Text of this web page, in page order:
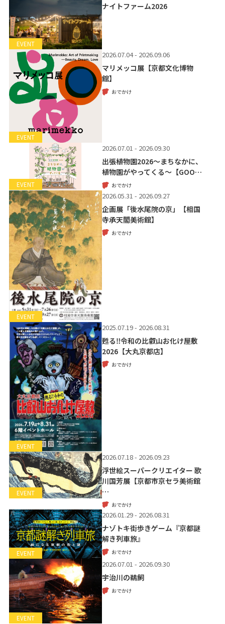
EVENT
ナイトファーム2026
EVENT
2026.07.04 - 2026.09.06
マリメッコ展【京都文化博物
館】
おでかけ
EVENT
2026.07.01 - 2026.09.30
出張植物園2026～まちなかに、
植物園がやってくる～【GOO…
おでかけ
EVENT
2026.05.31 - 2026.09.27
企画展「後水尾院の京」【相国
寺承天閣美術館】
おでかけ
EVENT
2025.07.19 - 2026.08.31
甦る‼令和の比叡山お化け屋敷
2026【大丸京都店】
おでかけ
EVENT
2026.07.18 - 2026.09.23
浮世絵スーパークリエイター 歌
川国芳展【京都市京セラ美術館
…
おでかけ
EVENT
2026.01.29 - 2026.08.31
ナゾトキ街歩きゲーム『京都謎
解き列車旅』
おでかけ
EVENT
2026.07.01 - 2026.09.30
宇治川の鵜飼
おでかけ